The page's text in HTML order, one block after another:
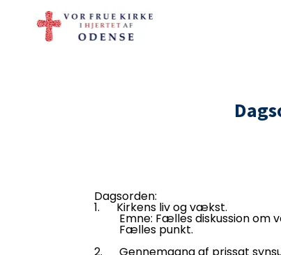
Dagsorden:
1. Kirkens liv og vækst.
Emne: Fælles diskussion om
Fælles punkt.